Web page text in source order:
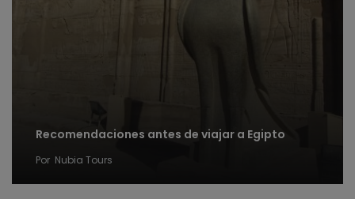
Recomendaciones antes de viajar a Egipto
Por Nubia Tours